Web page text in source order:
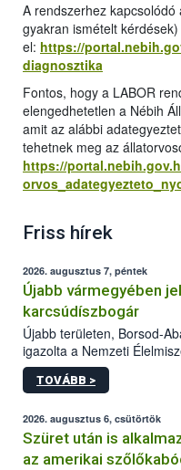
A rendszerhez
gyakran ismételt
el: https://
diagnosztika
Fontos, hogy a LABOR
elengedhetetlen a Nébih
amit az alábbi
tehetnek meg az
https://
Friss hírek
2026. augusztus 7, péntek
Újabb vármegyében
karcsúdíszbogár
Újabb területen, Borsod-
igazolta a Nemzeti
kőrisrontó karcsúdíszbogár
kártevőt nem csak
az intenzív felderítést,
hatósággal is
TOVÁBB >
2026. augusztus 6, csütörtök
Szüret után is
az amerikai